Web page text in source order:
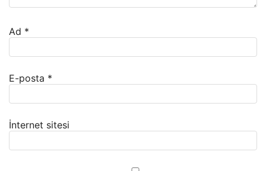
Ad *
E-posta *
İnternet sitesi